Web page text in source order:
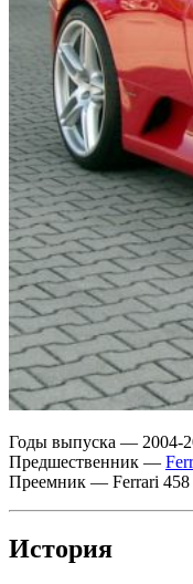
Годы выпуска — 2004-
Предшественник —
Преемник — Ferrari 458
История